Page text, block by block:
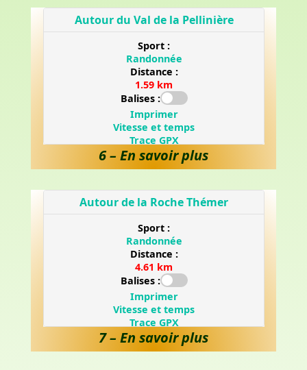
6 – En savoir plus
7 – En savoir plus